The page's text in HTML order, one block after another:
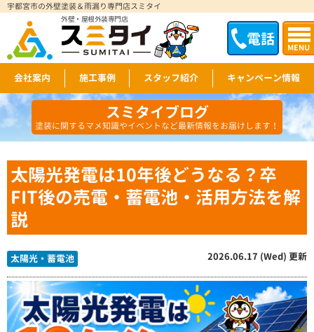
電話 MENU
宇都宮市の外壁塗装＆雨漏り専門店スミタイ
外壁・屋根外装専門店
会社案内 施工事例 スタッフ紹介 キャンペーン情報
スミタイブログ
塗装に関するマメ知識やイベントなど最新情報をお届けします！
太陽光発電は10年後どうなる？卒
FIT後の売電・蓄電池・活用方法を解
説
太陽光・蓄電池 2026.06.17 (Wed) 更新